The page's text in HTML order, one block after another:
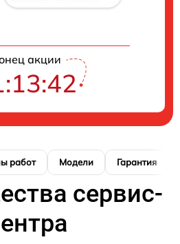
акции
работ Модели Гарантия
сервис-